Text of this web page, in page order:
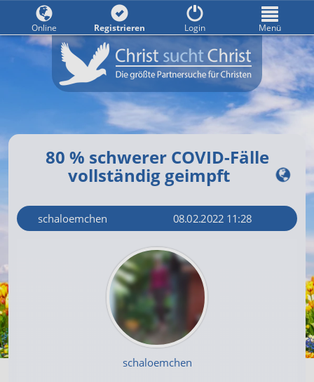
80 % schwerer COVID-Fälle
vollständig geimpft
schaloemchen 08.02.2022 11:28
schaloemchen
Online Registrieren Login Menü